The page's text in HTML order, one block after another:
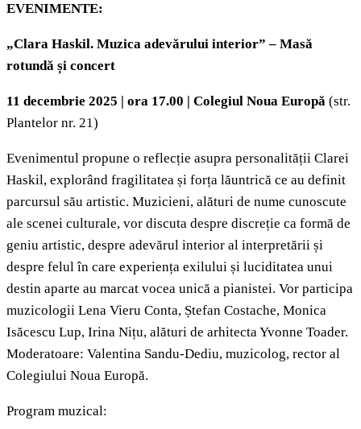
EVENIMENTE:
„Clara Haskil. Muzica adevărului interior” – Masă
rotundă și concert
11 decembrie 2025 | ora 17.00 | Colegiul Noua Europă (str.
Plantelor nr. 21)
Evenimentul propune o reflecție asupra personalității Clarei
Haskil, explorând fragilitatea și forța lăuntrică ce au definit
parcursul său artistic. Muzicieni, alături de nume cunoscute
ale scenei culturale, vor discuta despre discreție ca formă de
geniu artistic, despre adevărul interior al interpretării și
despre felul în care experiența exilului și luciditatea unui
destin aparte au marcat vocea unică a pianistei. Vor participa
muzicologii Lena Vieru Conta, Ștefan Costache, Monica
Isăcescu Lup, Irina Nițu, alături de arhitecta Yvonne Toader.
Moderatoare: Valentina Sandu-Dediu, muzicolog, rector al
Colegiului Noua Europă.
Program muzical: